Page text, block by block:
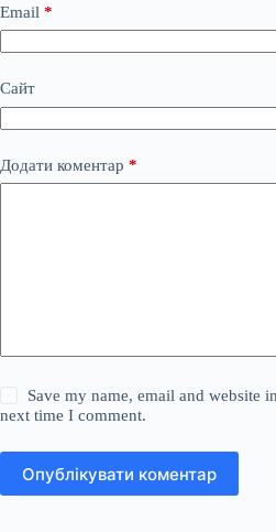
Email *
Сайт
Додати коментар *
Save my name, email and website
next time I comment.
Опублікувати коментар